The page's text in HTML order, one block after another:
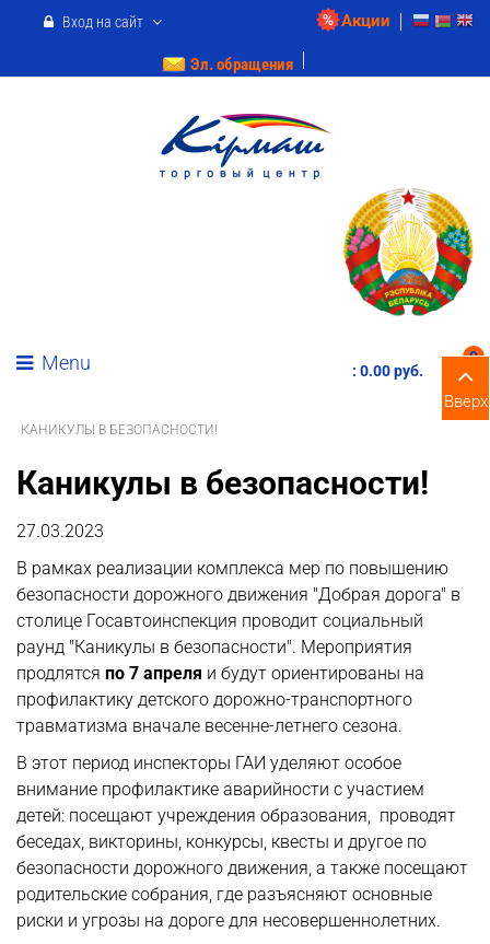
Акции
Вход на сайт
Эл. обращения
Menu
0
: 0.00 pуб.
КАНИКУЛЫ В БЕЗОПАСНОСТИ!
Каникулы в безопасности!
27.03.2023
В рамках реализации комплекса мер по повышению
безопасности дорожного движения "Добрая дорога" в
столице Госавтоинспекция проводит социальный
раунд "Каникулы в безопасности". Мероприятия
продлятся по 7 апреля и будут ориентированы на
профилактику детского дорожно-транспортного
травматизма вначале весенне-летнего сезона.
В этот период инспекторы ГАИ уделяют особое
внимание профилактике аварийности с участием
детей: посещают учреждения образования, проводят
беседах, викторины, конкурсы, квесты и другое по
безопасности дорожного движения, а также посещают
родительские собрания, где разъясняют основные
риски и угрозы на дороге для несовершеннолетних.
Вверх